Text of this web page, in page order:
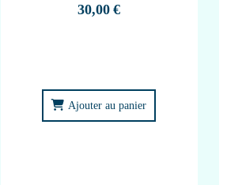
30,00 €
Ajouter au panier